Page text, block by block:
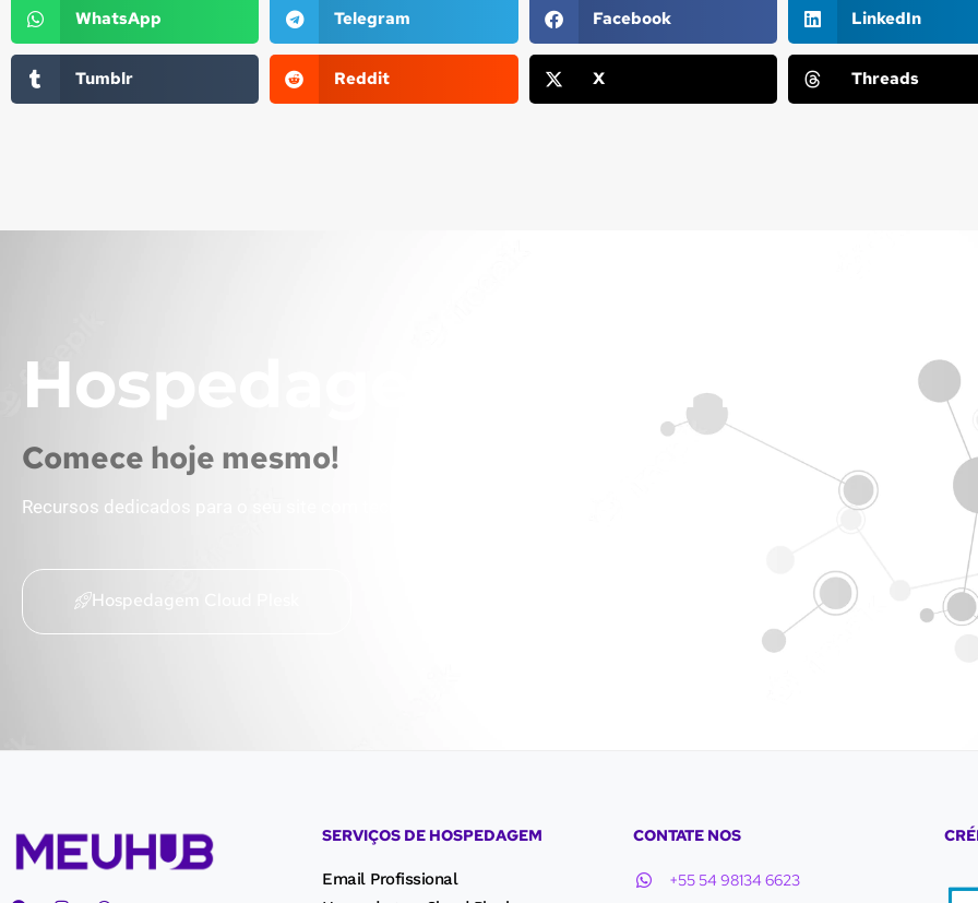
WhatsApp Telegram Facebook LinkedIn
Tumblr Reddit X Threads
Hospedagem Cloud Plesk
Comece hoje mesmo!
Recursos dedicados para o seu site com tecnologia em nuvem!
Hospedagem Cloud Plesk
SERVIÇOS DE HOSPEDAGEM
Email Profissional
CONTATE NOS
+55 54 98134 6623